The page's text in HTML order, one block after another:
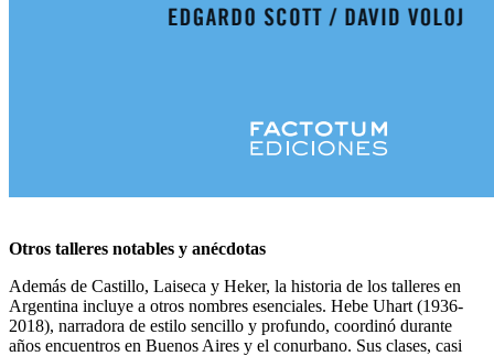
Otros talleres notables y anécdotas
Además de Castillo, Laiseca y Heker, la historia de los talleres en
Argentina incluye a otros nombres esenciales. Hebe Uhart (1936-
2018), narradora de estilo sencillo y profundo, coordinó durante
años encuentros en Buenos Aires y el conurbano. Sus clases, casi